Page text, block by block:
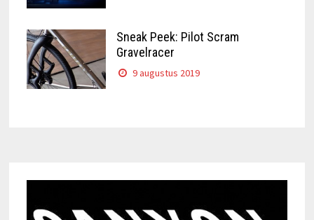
Sneak Peek: Pilot Scram
Gravelracer
9 augustus 2019